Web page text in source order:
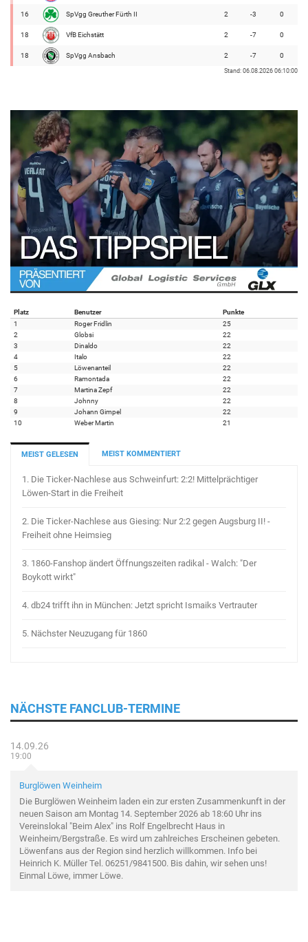
16 SpVgg Greuther Fürth II 2 -3 0
18 VfB Eichstätt 2 -7 0
18 SpVgg Ansbach 2 -7 0
Stand: 06.08.2026 06:10:00
Platz Benutzer
Punkte
1
Roger Fridlin
25
2
Globsi
22
3
Dinaldo
22
4
Italo
22
5
Löwenanteil
22
6
Ramontada
22
7
Martina Zepf
22
8
Johnny
22
9
Johann Gimpel
22
10
Weber Martin 21
MEIST GELESEN MEIST KOMMENTIERT
1. Die Ticker-Nachlese aus Schweinfurt: 2:2! Mittelprächtiger
Löwen-Start in die Freiheit
2. Die Ticker-Nachlese aus Giesing: Nur 2:2 gegen Augsburg II! -
Freiheit ohne Heimsieg
3. 1860-Fanshop ändert Öffnungszeiten radikal - Walch: "Der
Boykott wirkt"
4. db24 trifft ihn in München: Jetzt spricht Ismaiks Vertrauter
5. Nächster Neuzugang für 1860
NÄCHSTE FANCLUB-TERMINE
14.09.26
19:00
Burglöwen Weinheim
Die Burglöwen Weinheim laden ein zur ersten Zusammenkunft in der
neuen Saison am Montag 14. September 2026 ab 18:60 Uhr ins
Vereinslokal "Beim Alex" ins Rolf Engelbrecht Haus in
Weinheim/Bergstraße. Es wird um zahlreiches Erscheinen gebeten.
Löwenfans aus der Region sind herzlich willkommen. Info bei
Heinrich K. Müller Tel. 06251/9841500. Bis dahin, wir sehen uns!
Einmal Löwe, immer Löwe.